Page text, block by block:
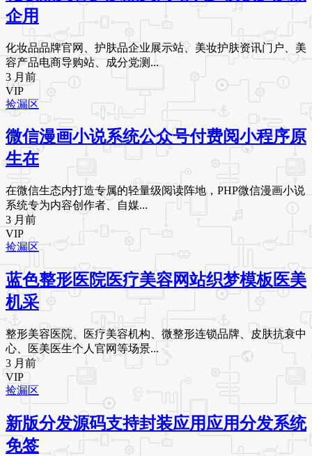
企用
化妆品品牌官网、护肤品企业展示站、美妆护肤资讯门户、美
容产品电商导购站、成分党测...
3 月前
VIP
捡漏区
微信漫画小说系统公众号付费阅小程序原
生在
在微信生态内打造专属的轻量级阅读阵地，PHP微信漫画小说
系统专为内容创作者、自媒...
3 月前
VIP
捡漏区
蓝色整形医院医疗美容网站织梦模板医美
机采
整形美容医院、医疗美容机构、微整形连锁品牌、皮肤抗衰中
心、医美医生个人官网等场景...
3 月前
VIP
捡漏区
新版分发源码支持封装应用应用分发系统
免签